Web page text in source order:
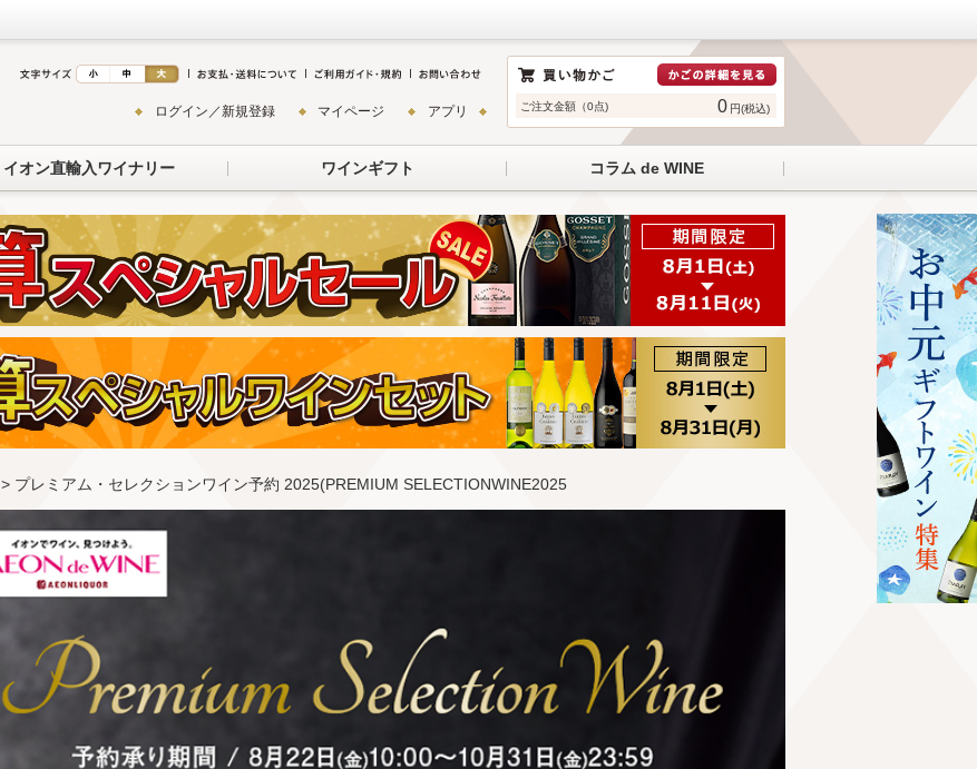
ご注文金額（0点) 0 円(税込)
ログイン／新規登録 マイページ アプリ
イオン直輸入ワイナリー ワインギフト コラム de WINE
> プレミアム・セレクションワイン予約 2025(PREMIUM SELECTIONWINE2025